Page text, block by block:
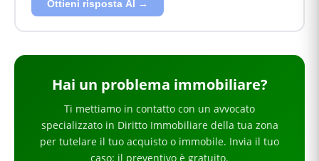
Ottieni risposta AI →
Hai un problema immobiliare?
Ti mettiamo in contatto con un avvocato
specializzato in Diritto Immobiliaredella tua zona
per tutelare il tuo acquisto o immobile. Invia il tuo
caso: il preventivo è gratuito.